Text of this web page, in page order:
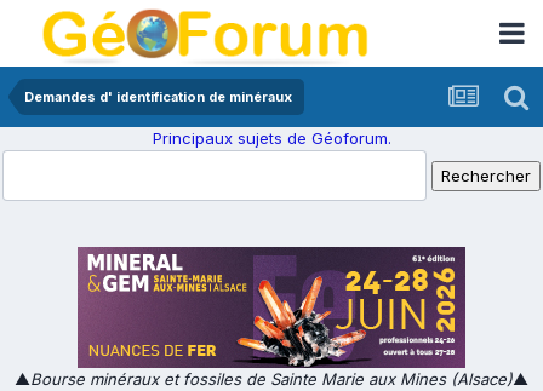
Demandes d' identification de minéraux
Principaux sujets de Géoforum.
▲Bourse minéraux et fossiles de Sainte Marie aux Mines (Alsace)▲